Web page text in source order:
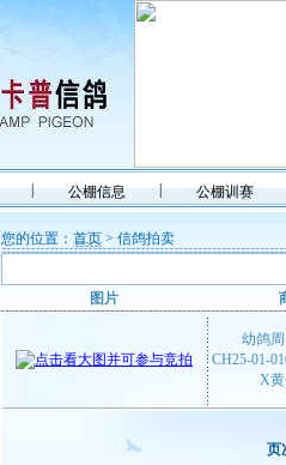
公棚信息 公棚训赛
您的位置： 首页 > 信鸽拍卖
图片
幼鸽
CH25-01-
X
页